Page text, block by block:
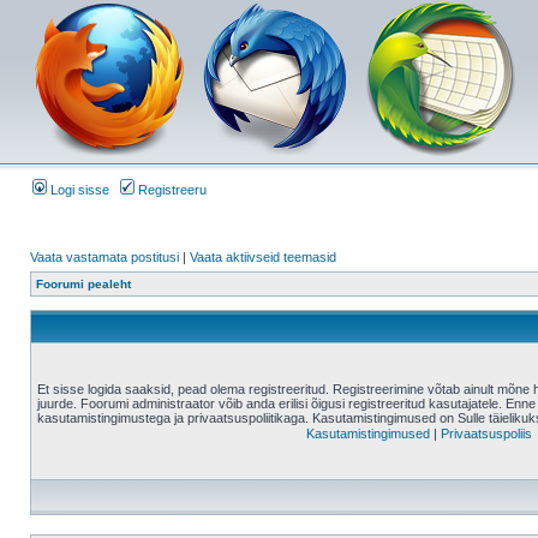
Logi sisse Registreeru
Vaata vastamata postitusi | Vaata aktiivseid teemasid
Foorumi pealeht
Et sisse logida saaksid, pead olema registreeritud. Registreerimine võtab ainult mõne
juurde. Foorumi administraator võib anda erilisi õigusi registreeritud kasutajatele.
kasutamistingimustega ja privaatsuspoliitikaga. Kasutamistingimused on Sulle
Kasutamistingimused| Privaatsuspoliis